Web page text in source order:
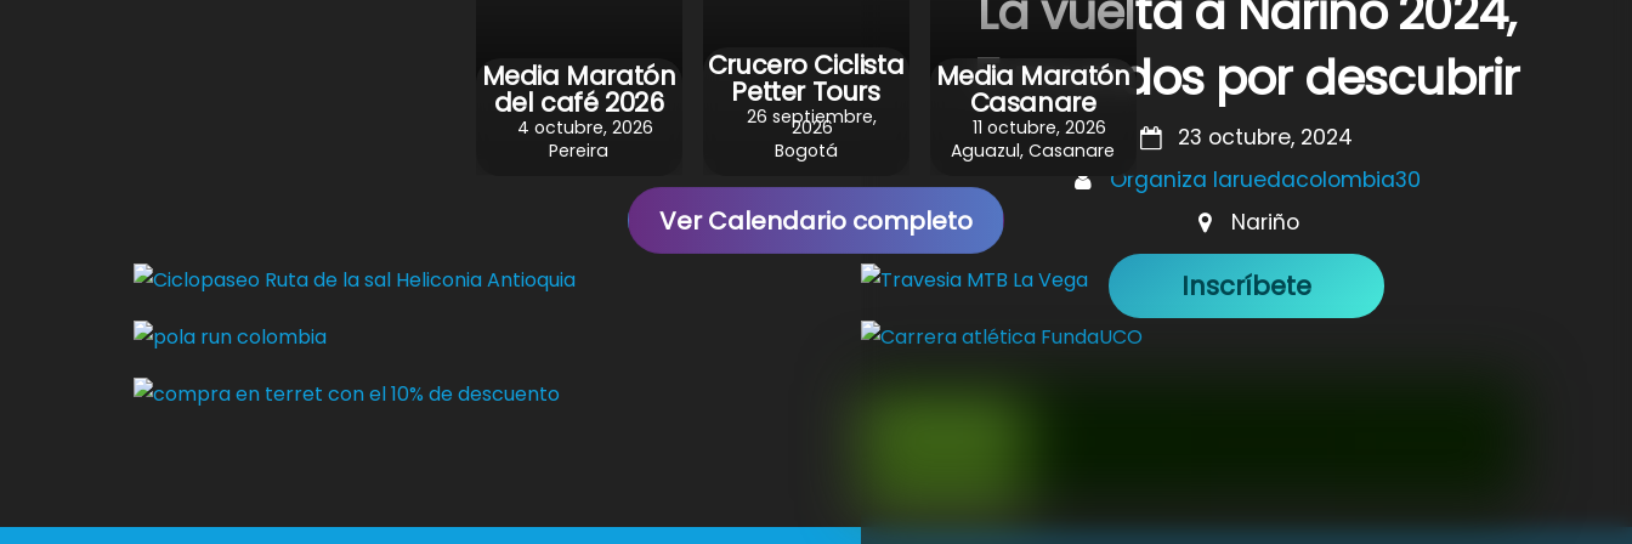
5 mundos por descubrir
23 octubre, 2024
Organiza laruedacolombia30
Nariño
Inscríbete
Media Maratón
del café 2026
4 octubre, 2026
Pereira
Crucero Ciclista
Petter Tours
26 septiembre,
2026
Bogotá
Media Maratón
Casanare
11 octubre, 2026
Aguazul, Casanare
Ver Calendario completo